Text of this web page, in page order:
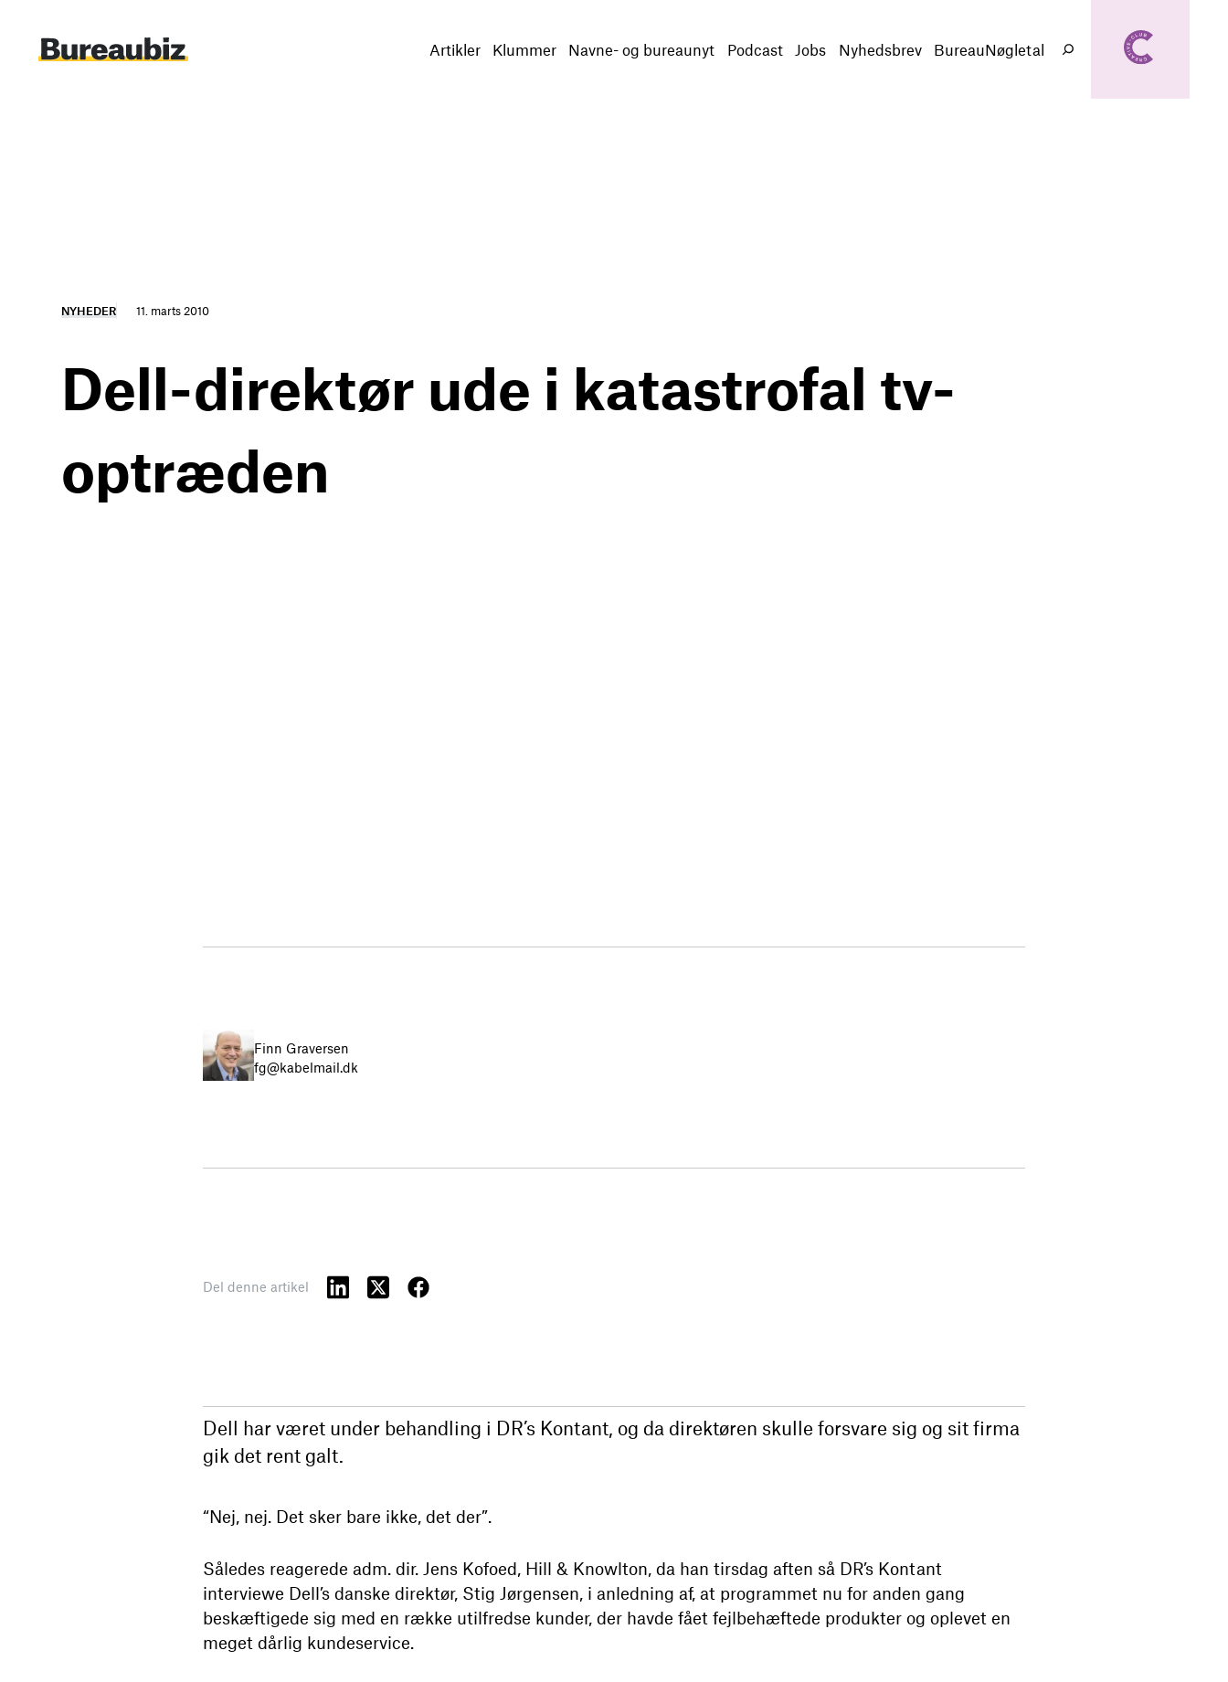
indhold
Artikler Klummer Navne- og bureaunyt Podcast Jobs Nyhedsbrev BureauNøgletal
Søg
NYHEDER 11. marts 2010
Dell-direktør ude i katastrofal tv-
optræden
Finn Graversen
fg@kabelmail.dk
Del denne artikel
Dell har været under behandling i DR’s Kontant, og da direktøren skulle forsvare sig og sit firma
gik det rent galt.
“Nej, nej. Det sker bare ikke, det der”.
Således reagerede adm. dir. Jens Kofoed, Hill & Knowlton, da han tirsdag aften så DR’s Kontant
interviewe Dell’s danske direktør, Stig Jørgensen, i anledning af, at programmet nu for anden gang
beskæftigede sig med en række utilfredse kunder, der havde fået fejlbehæftede produkter og oplevet en
meget dårlig kundeservice.